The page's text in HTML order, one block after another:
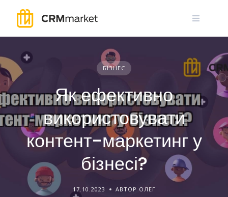
content
БІЗНЕС
Як ефективно
використовувати
контент-маркетинг у
бізнесі?
17.10.2023 АВТОР ОЛЕГ